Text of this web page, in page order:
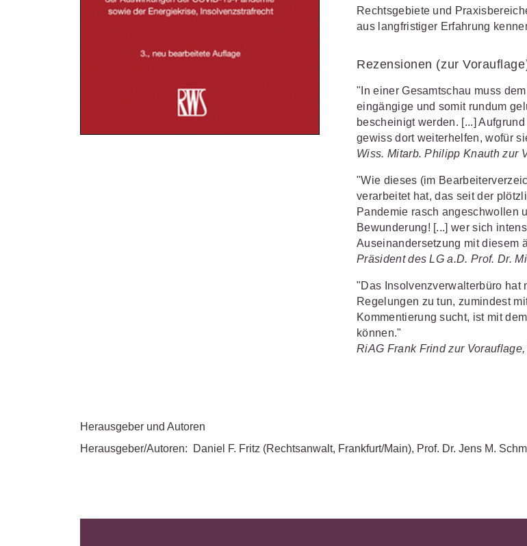
IT-und Medienrecht
Miet- und
Wohneigentumsrecht
Rechtsgebiete und
aus langfristiger Erfahrung
Rezensionen (zur
"In einer Gesamtschau muss
eingängige und somit rundum
bescheinigt werden. [...]
gewiss dort weiterhelfen, wofür
Wiss. Mitarb. Philipp Knauth zur
"Wie dieses (im
verarbeitet hat, das seit der
Pandemie rasch angeschwollen
Bewunderung! [...] wer sich
Auseinandersetzung mit diesem
Präsident des LG a.D. Prof. Dr.
"Das Insolvenzverwalterbüro hat
Regelungen zu tun, zumindest
Kommentierung sucht, ist mit
können."
RiAG Frank Frind zur
Herausgeber und Autoren
Herausgeber/Autoren:
Daniel F. Fritz (Rechtsanwalt, Frankfurt/Main), Prof. Dr. Jens M.